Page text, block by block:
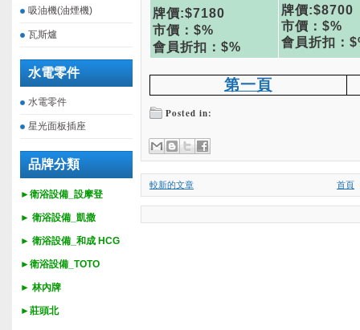
吸油機(油煙機)
瓦斯爐
水電零件
水電零件
星光面板插座
品牌分類
►衛浴設備_設摩登
► 衛浴設備_ 凱撒
► 衛浴設備_ 和成 HCG
►衛浴設備_ TOTO
► 林內牌
►莊頭北
牌價:$7180
市價：$%
會員折扣：$%
牌價:$8700
市價：$%
會員折扣：
第一頁
Posted in:
較新的文章 首頁